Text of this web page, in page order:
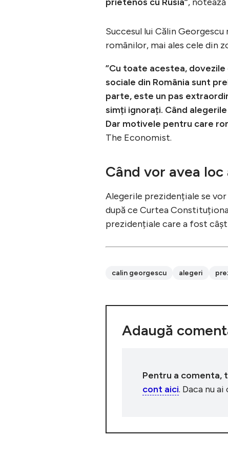
Succesul lui Călin
românilor, mai ales cele din
”Cu toate acestea,
sociale din România sunt
parte, este un pas
simți ignorați. Când
Dar motivele pentru care
The Economist.
Când vor avea
Alegerile prezidențiale se
după ce Curtea
prezidențiale care a fost
calin georgescu alegeri
Adaugă
Pentru a comenta,
cont aici. Daca nu